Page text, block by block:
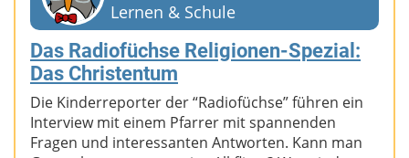
Lernen & Schule
Das Radiofüchse Religionen-Spezial:
Das Christentum
Die Kinderreporter der “Radiofüchse” führen ein
Interview mit einem Pfarrer mit spannenden
Fragen und interessanten Antworten. Kann man